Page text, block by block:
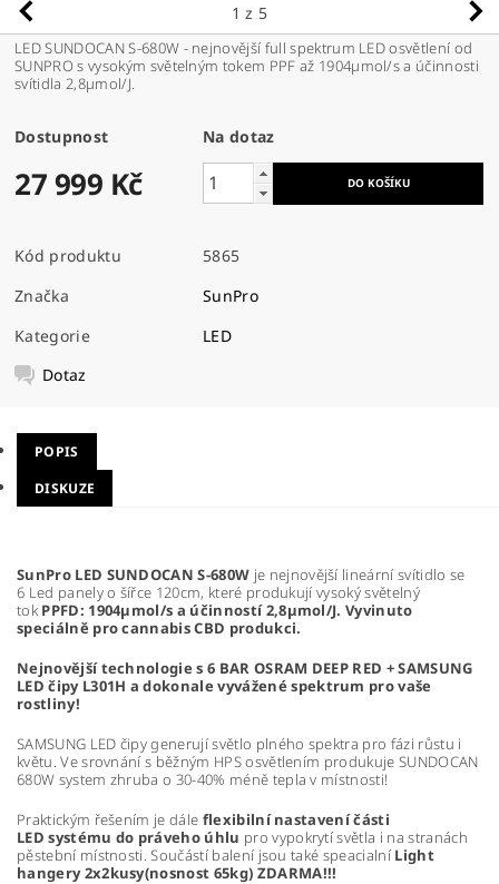
1 z 5
LED SUNDOCAN S-680W - nejnovější full spektrum LED osvětlení od
SUNPRO s vysokým světelným tokem PPF až 1904µmol/s a účinnosti
svítidla 2,8µmol/J.
Dostupnost Na dotaz
27 999 Kč
Kód produktu
5865
Značka
SunPro
Kategorie
LED
Dotaz
POPIS
DISKUZE
SunPro LED SUNDOCAN S-680W je nejnovější lineární svítidlo se
6 Led panely o šířce 120cm, které produkují vysoký světelný
tok PPFD: 1904µmol/s a účinností 2,8µmol/J. Vyvinuto
speciálně pro cannabis CBD produkci.
Nejnovější technologie s 6 BAR OSRAM DEEP RED + SAMSUNG
LED čipy L301H a dokonale vyvážené spektrum pro vaše
rostliny!
SAMSUNG LED čipy generují světlo plného spektra pro fázi růstu i
květu. Ve srovnání s běžným HPS osvětlením produkuje SUNDOCAN
680W system zhruba o 30-40% méně tepla v místnosti!
Praktickým řešením je dále flexibilní nastavení části
LED systému do práveho úhlu pro vypokrytí světla i na stranách
pěstební místnosti. Součástí balení jsou také speacialní Light
hangery 2x2kusy(nosnost 65kg) ZDARMA!!!